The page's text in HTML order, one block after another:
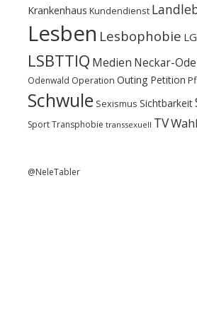
Krankenhaus Kundendienst
Lesben Lesbophobie
LSBTTIQ Medien Neckar-
Odenwald Operation Outing Petition
Schwule Sexismus Sichtbarkeit
SportTransphobie transsexuell TVWahl
@NeleTabler